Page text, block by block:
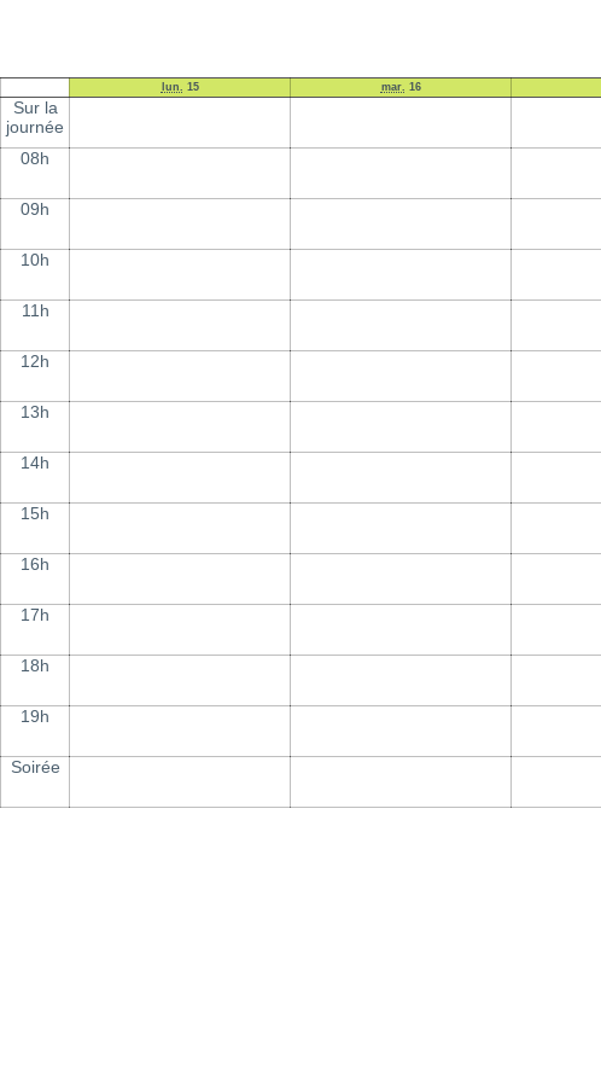
lun. 15 mar. 16
Sur la
journée
08h
09h
10h
11h
12h
13h
14h
15h
16h
17h
18h
19h
Soirée